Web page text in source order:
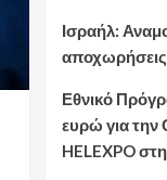
Ισραήλ:
Εθνικό
ευρώ για
HELEXPO